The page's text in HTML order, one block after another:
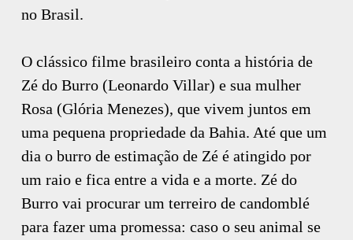
no Brasil.
O clássico filme brasileiro conta a história de
Zé do Burro (Leonardo Villar) e sua mulher
Rosa (Glória Menezes), que vivem juntos em
uma pequena propriedade da Bahia. Até que um
dia o burro de estimação de Zé é atingido por
um raio e fica entre a vida e a morte. Zé do
Burro vai procurar um terreiro de candomblé
para fazer uma promessa: caso o seu animal se